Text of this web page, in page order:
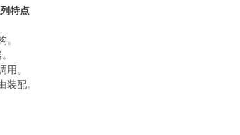
特点
。
用。
装配。